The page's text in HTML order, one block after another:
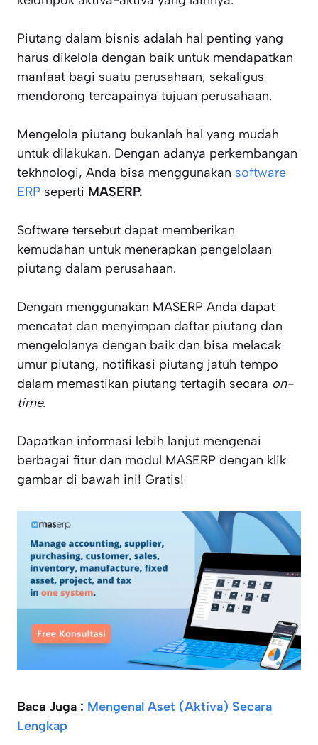
Piutang dalam bisnis adalah hal penting yang
harus dikelola dengan baik untuk mendapatkan
manfaat bagi suatu perusahaan, sekaligus
mendorong tercapainya tujuan perusahaan.
Mengelola piutang bukanlah hal yang mudah
untuk dilakukan. Dengan adanya perkembangan
tekhnologi, Anda bisa menggunakan software
ERP seperti MASERP.
Software tersebut dapat memberikan
kemudahan untuk menerapkan pengelolaan
piutang dalam perusahaan.
Dengan menggunakan MASERP Anda dapat
mencatat dan menyimpan daftar piutang dan
mengelolanya dengan baik dan bisa melacak
umur piutang, notifikasi piutang jatuh tempo
dalam memastikan piutang tertagih secara on-
time.
Dapatkan informasi lebih lanjut mengenai
berbagai fitur dan modul MASERP dengan klik
gambar di bawah ini! Gratis!
Baca Juga : Mengenal Aset (Aktiva) Secara
Lengkap